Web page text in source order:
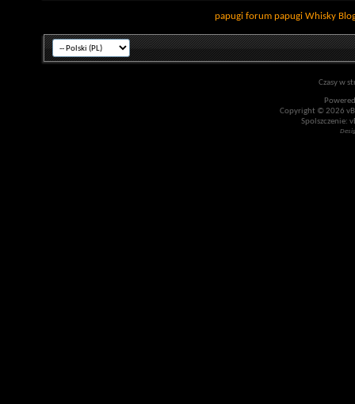
papugi forum papugi Whisky
Czasy w
Copyright © 2026
Spolszczenie: